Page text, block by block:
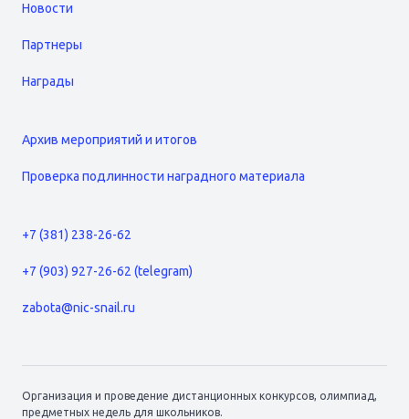
Новости
Партнеры
Награды
Архив мероприятий и итогов
Проверка подлинности наградного материала
+7 (381) 238-26-62
+7 (903) 927-26-62 (telegram)
zabota@nic-snail.ru
Организация и проведение дистанционных конкурсов, олимпиад,
предметных недель для школьников.